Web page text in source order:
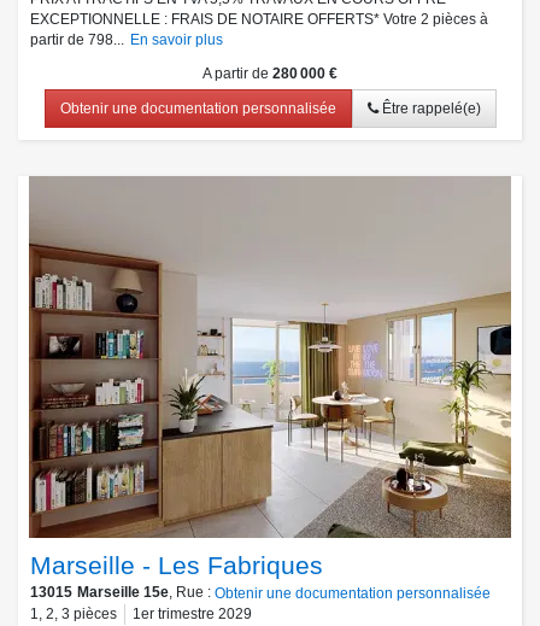
EXCEPTIONNELLE : FRAIS DE NOTAIRE OFFERTS* Votre 2 pièces à
partir de 798... En savoir plus
A partir de 280 000 €
Obtenir une documentation personnalisée Être rappelé(e)
Marseille - Les Fabriques
13015 Marseille 15e, Rue : Obtenir une documentation personnalisée
1, 2, 3 pièces 1er trimestre 2029